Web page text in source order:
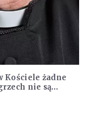
Kościele żadne
nie są